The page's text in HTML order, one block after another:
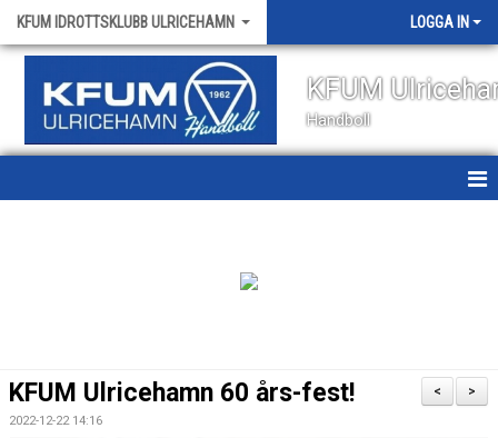
KFUM IDROTTSKLUBB ULRICEHAMN LOGGA IN
KFUM
Handboll
KALENDER
>
<
KFUM Ulricehamn 60 års-fest!
2022-12-22 14:16